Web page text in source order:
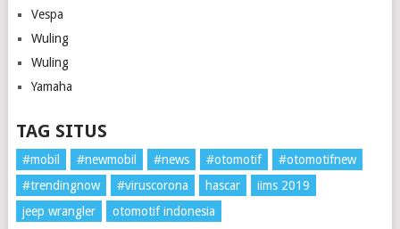
Vespa
Wuling
Wuling
Yamaha
TAG SITUS
#mobil #newmobil #news #otomotif
#otomotifnew
#trendingnow
#viruscorona hascar
iims 2019
jeep wrangler
otomotif indonesia